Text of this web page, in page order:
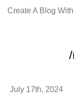
Create A Blog
July 17th, 2024